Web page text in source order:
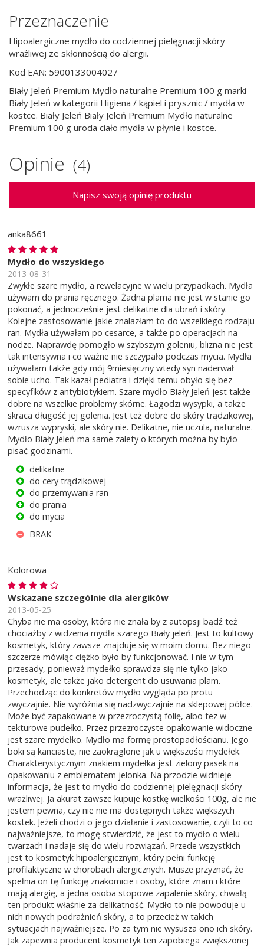
Przeznaczenie
Hipoalergiczne mydło do codziennej pielęgnacji skóry
wrażliwej ze skłonnością do alergii.
Kod EAN: 5900133004027
Biały Jeleń Premium Mydło naturalne Premium 100 g marki
Biały Jeleń w kategorii Higiena / kąpiel i prysznic / mydła w
kostce. Biały Jeleń Biały Jeleń Premium Mydło naturalne
Premium 100 g uroda ciało mydła w płynie i kostce.
Opinie (4)
Napisz swoją opinię produktu
anka8661
Mydło do wszyskiego
2013-08-31
Zwykłe szare mydło, a rewelacyjne w wielu przypadkach. Mydła
używam do prania ręcznego. Żadna plama nie jest w stanie go
pokonać, a jednocześnie jest delikatne dla ubrań i skóry.
Kolejne zastosowanie jakie znalazłam to do wszelkiego rodzaju
ran. Mydła używałam po cesarce, a także po operacjach na
nodze. Naprawdę pomogło w szybszym goleniu, blizna nie jest
tak intensywna i co ważne nie szczypało podczas mycia. Mydła
używałam także gdy mój 9miesięczny wtedy syn naderwał
sobie ucho. Tak kazał pediatra i dzięki temu obyło się bez
specyfików z antybiotykiem. Szare mydło Biały Jeleń jest także
dobre na wszelkie problemy skórne. Łagodzi wysypki, a także
skraca długość jej golenia. Jest też dobre do skóry trądzikowej,
wzrusza wypryski, ale skóry nie. Delikatne, nie uczula, naturalne.
Mydło Biały Jeleń ma same zalety o których można by było
pisać godzinami.
delikatne
do cery trądzikowej
do przemywania ran
do prania
do mycia
BRAK
Kolorowa
Wskazane szczególnie dla alergików
2013-05-25
Chyba nie ma osoby, która nie znała by z autopsji bądź też
chociażby z widzenia mydła szarego Biały jeleń. Jest to kultowy
kosmetyk, który zawsze znajduje się w moim domu. Bez niego
szczerze mówiąc ciężko było by funkcjonować. I nie w tym
przesady, ponieważ mydełko sprawdza się nie tylko jako
kosmetyk, ale także jako detergent do usuwania plam.
Przechodząc do konkretów mydło wygląda po protu
zwyczajnie. Nie wyróżnia się nadzwyczajnie na sklepowej półce.
Może być zapakowane w przezroczystą folię, albo tez w
tekturowe pudełko. Przez przezroczyste opakowanie widoczne
jest szare mydełko. Mydło ma formę prostopadłościanu. Jego
boki są kanciaste, nie zaokrąglone jak u większości mydełek.
Charakterystycznym znakiem mydełka jest zielony pasek na
opakowaniu z emblematem jelonka. Na przodzie widnieje
informacja, że jest to mydło do codziennej pielęgnacji skóry
wrażliwej. Ja akurat zawsze kupuje kostkę wielkości 100g, ale nie
jestem pewna, czy nie nie ma dostępnych także większych
kostek. Jeżeli chodzi o jego działanie i zastosowanie, czyli to co
najważniejsze, to mogę stwierdzić, że jest to mydło o wielu
twarzach i nadaje się do wielu rozwiązań. Przede wszystkich
jest to kosmetyk hipoalergicznym, który pełni funkcję
profilaktyczne w chorobach alergicznych. Musze przyznać, że
spełnia on tę funkcję znakomicie i osoby, które znam i które
mają alergię, a jedna osoba stopowe zapalenie skóry, chwałą
ten produkt właśnie za delikatność. Mydło to nie powoduje u
nich nowych podrażnień skóry, a to przecież w takich
sytuacjach najważniejsze. Po za tym nie wysusza ono ich skóry.
Jak zapewnia producent kosmetyk ten zapobiega zwiększonej